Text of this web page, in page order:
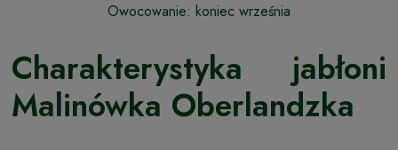
Owocowanie: koniec września
Charakterystyka jabłoni
Malinówka Oberlandzka